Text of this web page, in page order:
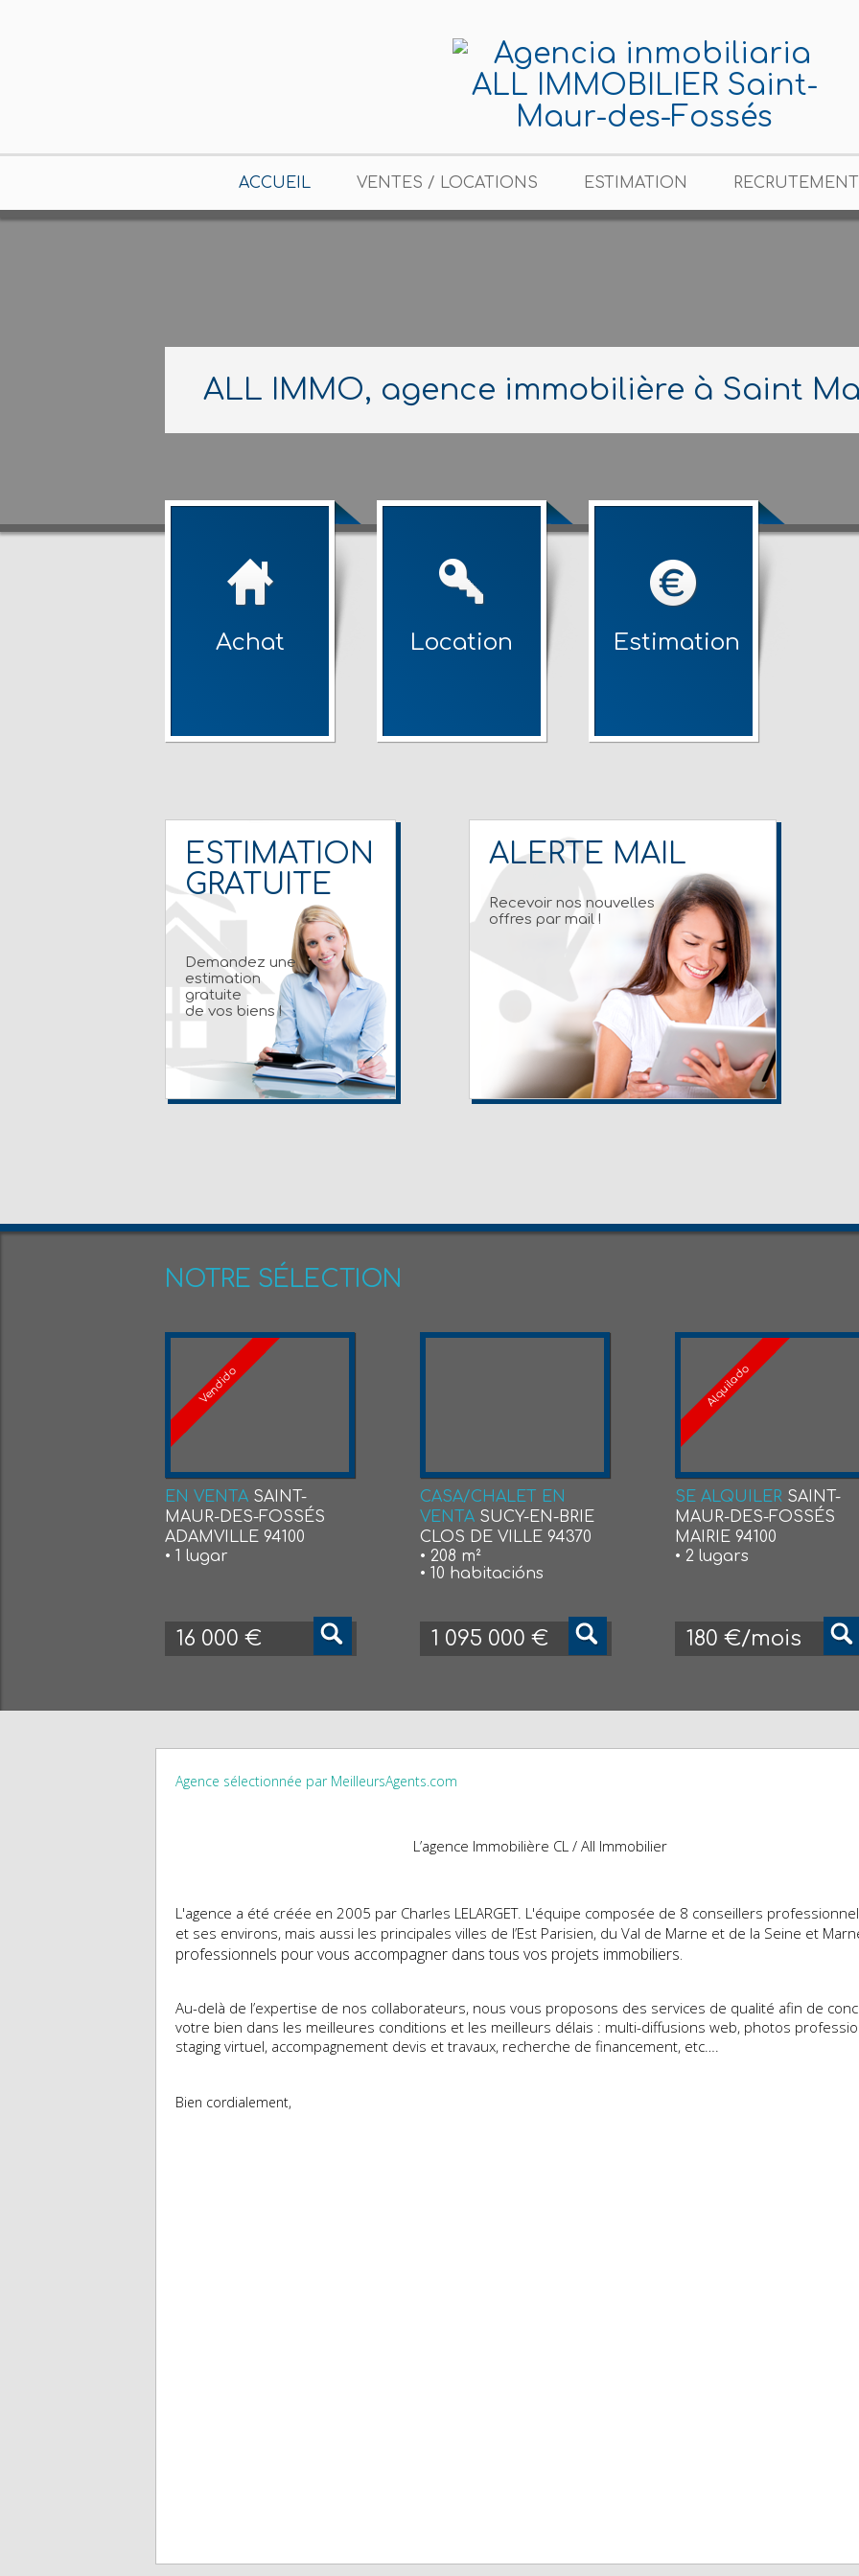
ACCUEIL VENTES / LOCATIONS ESTIMATION RECRUTEMENT
ALL IMMO, agence immobilière à Saint
Achat Location Estimation
ESTIMATION
GRATUITE
Demandez une
estimation
gratuite
de vos biens !
ALERTE MAIL
Recevoir nos nouvelles
offres par mail !
NOTRE SÉLECTION
Vendido
EN VENTA SAINT-
MAUR-DES-FOSSÉS
ADAMVILLE 94100
• 1 lugar
16 000 €
CASA/CHALET EN
VENTA SUCY-EN-BRIE
CLOS DE VILLE 94370
• 208 m²
• 10 habitacións
1 095 000 €
Alquilado
SE ALQUILER SAINT-
MAUR-DES-FOSSÉS
MAIRIE 94100
• 2 lugars
180 €/mois
Agence sélectionnée par MeilleursAgents.com
L’agence Immobilière CL / All Immobilier
L'agence a été créée en 2005 par Charles LELARGET. L'équipe composée de 8 conseillers
et ses environs, mais aussi les principales villes de l’Est Parisien, du Val de Marne et de la Seine et
professionnels pour vous accompagner dans tous vos projets immobiliers.
Au-delà de l’expertise de nos collaborateurs, nous vous proposons des services de qualité afin de
votre bien dans les meilleures conditions et les meilleurs délais : multi-diffusions web, photos
staging virtuel, accompagnement devis et travaux, recherche de financement, etc….
Bien cordialement,